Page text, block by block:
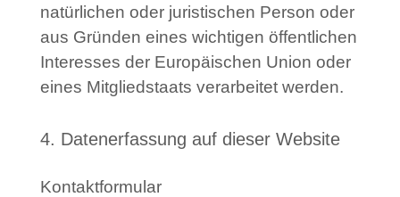
natürlichen oder juristischen Person oder
aus Gründen eines wichtigen öffentlichen
Interesses der Europäischen Union oder
eines Mitgliedstaats verarbeitet werden.
4. Datenerfassung auf dieser Website
Kontaktformular